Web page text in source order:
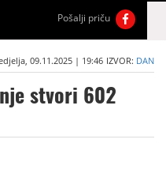
Pošalji priču
09.11.2025 | 19:46 IZVOR: DAN
stvori 602